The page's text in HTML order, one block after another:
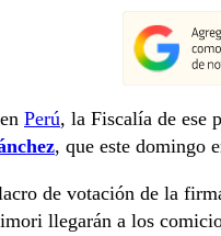
Perú, la Fiscalía de ese
, que este domingo
de votación de la
llegarán a los